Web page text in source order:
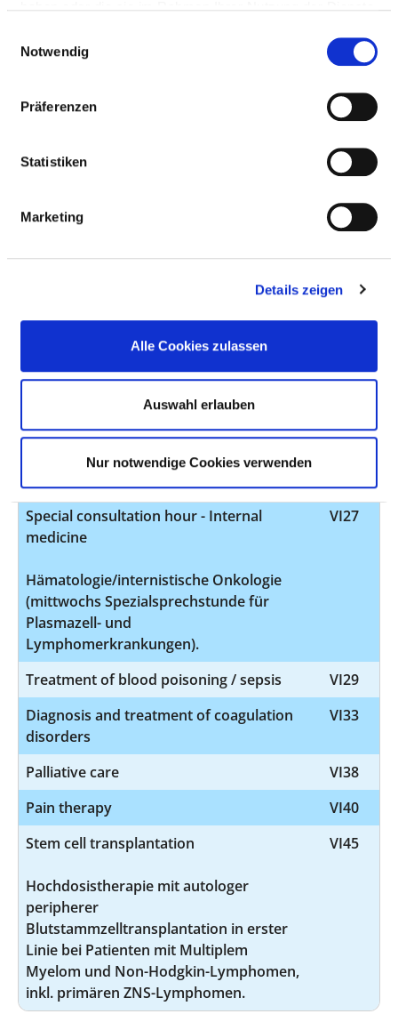
Notwendig
Präferenzen
Statistiken
Marketing
Details zeigen
Alle Cookies zulassen
Auswahl erlauben
Nur notwendige Cookies verwenden
Hämostasiologie, klinische Studien.
diseases
Schwerpunkte der onkologischen
sowie Karzinome mit unbekanntem
VI18
Durchführung autologer
Stammzelltransplantationen. Nachsorge
und Komplikationsbehandlung
autologer und allogener
Special consultation hour - Internal
medicine
Hämatologie/internistische Onkologie
(mittwochs Spezialsprechstunde für
Plasmazell- und
Lymphomerkrankungen).
VI27
Treatment of blood poisoning / sepsis
VI29
Diagnosis and treatment of coagulation
disorders
VI33
Palliative care
VI38
Pain therapy
VI40
Stem cell transplantation
Hochdosistherapie mit autologer
peripherer
Blutstammzelltransplantation in erster
Linie bei Patienten mit Multiplem
Myelom und Non-Hodgkin-Lymphomen,
inkl. primären ZNS-Lymphomen.
VI45